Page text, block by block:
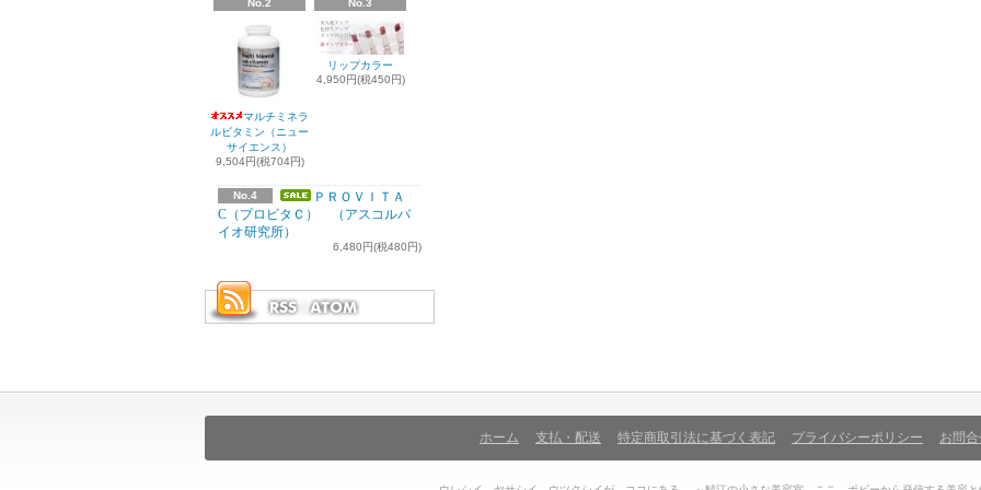
No.2
マルチミネラ
ルビタミン（ニュー
サイエンス）
9,504円(税704円)
No.3
リップカラー
4,950円(税450円)
No.4
ＰＲＯＶＩＴＡ
C（プロビタＣ） （アスコルバ
イオ研究所）
6,480円(税480円)
ホーム 支払・配送 特定商取引法に基づく表記 プライバシーポリシー お問合